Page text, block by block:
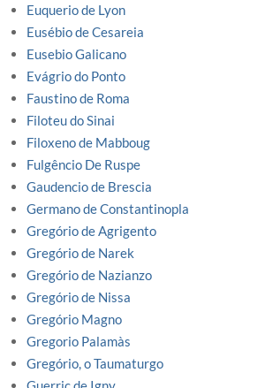
Euquerio de Lyon
Eusébio de Cesareia
Eusebio Galicano
Evágrio do Ponto
Faustino de Roma
Filoteu do Sinai
Filoxeno de Mabboug
Fulgêncio De Ruspe
Gaudencio de Brescia
Germano de Constantinopla
Gregório de Agrigento
Gregório de Narek
Gregório de Nazianzo
Gregório de Nissa
Gregório Magno
Gregorio Palamàs
Gregório, o Taumaturgo